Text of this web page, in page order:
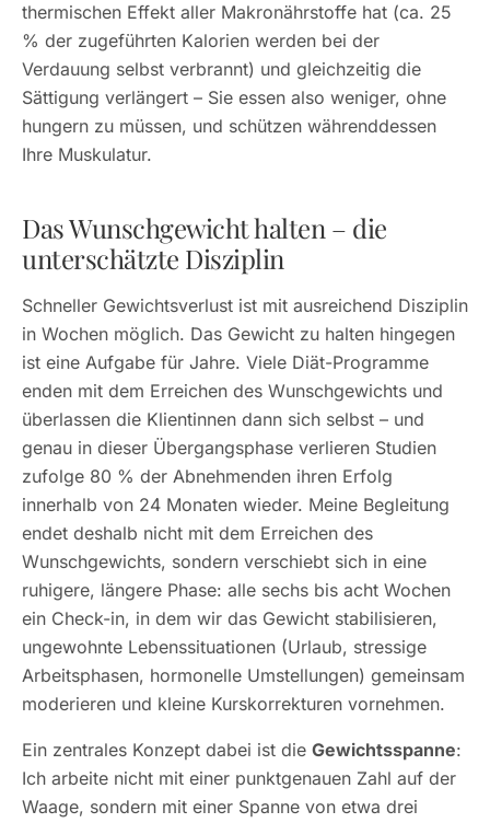
thermischen Effekt aller Makronährstoffe hat (ca. 25
% der zugeführten Kalorien werden bei der
Verdauung selbst verbrannt) und gleichzeitig die
Sättigung verlängert – Sie essen also weniger, ohne
hungern zu müssen, und schützen währenddessen
Ihre Muskulatur.
Das Wunschgewicht halten – die
unterschätzte Disziplin
Schneller Gewichtsverlust ist mit ausreichend Disziplin
in Wochen möglich. Das Gewicht zu halten hingegen
ist eine Aufgabe für Jahre. Viele Diät-Programme
enden mit dem Erreichen des Wunschgewichts und
überlassen die Klientinnen dann sich selbst – und
genau in dieser Übergangsphase verlieren Studien
zufolge 80 % der Abnehmenden ihren Erfolg
innerhalb von 24 Monaten wieder. Meine Begleitung
endet deshalb nicht mit dem Erreichen des
Wunschgewichts, sondern verschiebt sich in eine
ruhigere, längere Phase: alle sechs bis acht Wochen
ein Check-in, in dem wir das Gewicht stabilisieren,
ungewohnte Lebenssituationen (Urlaub, stressige
Arbeitsphasen, hormonelle Umstellungen) gemeinsam
moderieren und kleine Kurskorrekturen vornehmen.
Ein zentrales Konzept dabei ist die Gewichtsspanne:
Ich arbeite nicht mit einer punktgenauen Zahl auf der
Waage, sondern mit einer Spanne von etwa drei